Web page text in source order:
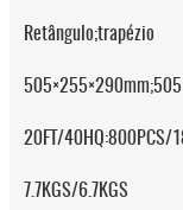
Retângulo;trapézio
20FT/40HQ:800PCS/
7.7KGS/6.7KGS